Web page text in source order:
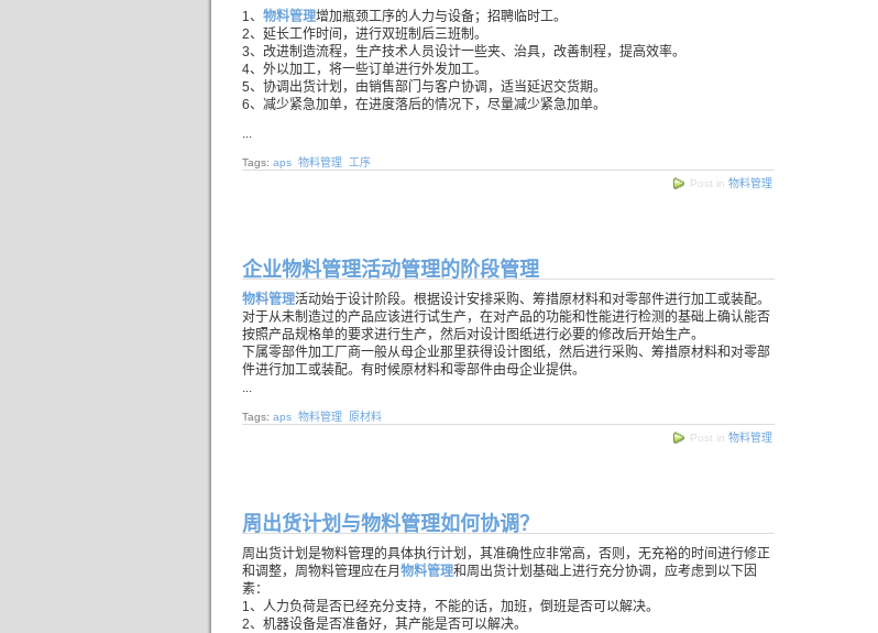
1、 物料管理增加瓶颈工序的人力与设备；招聘临时工。
2、延长工作时间，进行双班制后三班制。
3、改进制造流程，生产技术人员设计一些夹、治具，改善制程，提高效率。
4、外以加工，将一些订单进行外发加工。
5、协调出货计划，由销售部门与客户协调，适当延迟交货期。
6、减少紧急加单，在进度落后的情况下，尽量减少紧急加单。
...
Tags: aps 物料管理
工序
Post in 物料管理
企业物料管理活动管理的阶段管理
物料管理活动始于设计阶段。根据设计安排采购、筹措原材料和对零部件进行加工或装配。
对于从未制造过的产品应该进行试生产，在对产品的功能和性能进行检测的基础上确认能否
按照产品规格单的要求进行生产，然后对设计图纸进行必要的修改后开始生产。
下属零部件加工厂商一般从母企业那里获得设计图纸，然后进行采购、筹措原材料和对零部
件进行加工或装配。有时候原材料和零部件由母企业提供。
...
Tags: aps 物料管理
原材料
Post in 物料管理
周出货计划与物料管理如何协调？
周出货计划是物料管理的具体执行计划，其准确性应非常高，否则，无充裕的时间进行修正
和调整，周物料管理应在月 物料管理和周出货计划基础上进行充分协调，应考虑到以下因
素：
1、人力负荷是否已经充分支持，不能的话，加班，倒班是否可以解决。
2、机器设备是否准备好，其产能是否可以解决。